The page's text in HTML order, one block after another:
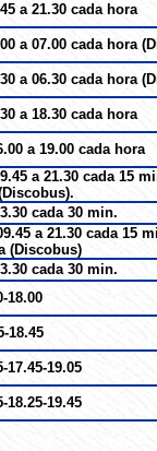
a 21.30 cada hora
a 07.00 cada hora
a 06.30 cada hora
a 18.30 cada hora
a 19.00 cada hora
a 21.30 cada 15
cada 30 min.
a 21.30 cada 15
(Discobus)
cada 30 min.
18.00
18.45
17.45-19.05
18.25-19.45